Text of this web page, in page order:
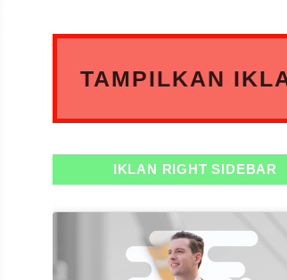
TAMPILKAN
IKLAN RIGHT SIDEBAR